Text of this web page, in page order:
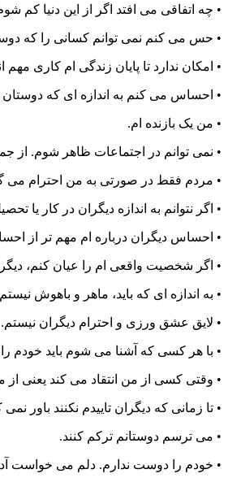
• چه اتفاقی می افتد اگر از این دنیا
• حس می کنم نمی توانم کسانی را که
• امکان ندارد تا پایان زندگی ام کاری
• احساس می کنم به اندازه ای که دوستان
• من یک بازنده ام.
• نمی توانم در اجتماعات ظاهر شوم.
• مردم فقط در صورتی به من احترام می
• اگر نتوانم به اندازه دیگران در کار
• احساس دیگران درباره ام مهم تر از
• اگر شخصیت واقعی ام را عیان کنم،
• به اندازه ای که باید، ماهر و باهوش
• لایق عشق ورزی و احترام دیگران نیستم.
• با هر کسی که آشنا می شوم باید خودم
• وقتی کسی از من انتقاد می کند یعنی
• تا زمانی که دیگران تاییدم نکنند باور
• می ترسم دوستانم ترکم کنند.
• خودم را دوست ندارم. دلم می خواست